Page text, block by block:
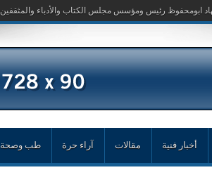
أخبار فنية مقالات آراء حرة طب وصحة